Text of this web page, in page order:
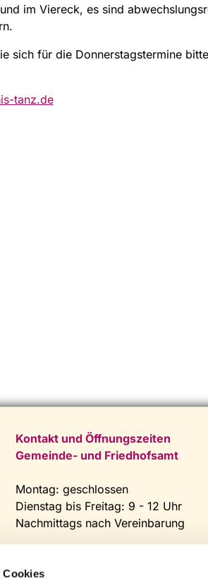
Cookies
im Viereck, es sind
sich für die Donnerstagstermine
tanz.de
Kontakt und Öffnungszeiten
Gemeinde- und Friedhofsamt
Montag: geschlossen
Dienstag bis Freitag: 9 - 12 Uhr
Nachmittags nach Vereinbarung
Fax: 0 52 04 / 25 65